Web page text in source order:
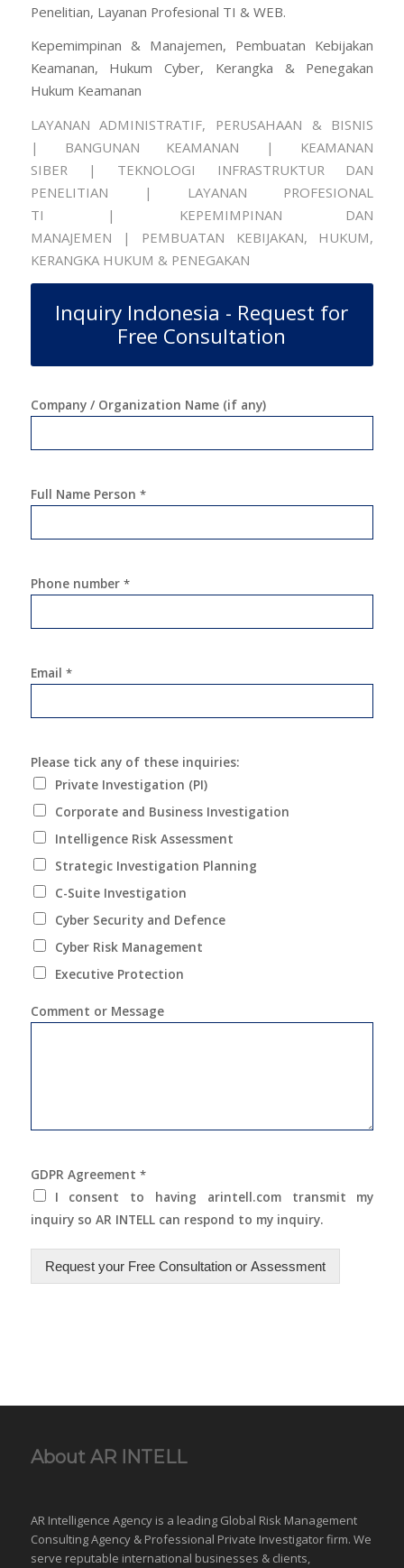
Penelitian, Layanan Profesional TI & WEB.
Kepemimpinan & Manajemen, Pembuatan Kebijakan
Keamanan, Hukum Cyber, Kerangka & Penegakan
Hukum Keamanan
LAYANAN ADMINISTRATIF, PERUSAHAAN & BISNIS
| BANGUNAN KEAMANAN
| KEAMANAN
SIBER | TEKNOLOGI INFRASTRUKTUR DAN
PENELITIAN | LAYANAN PROFESIONAL
TI | KEPEMIMPINAN DAN
MANAJEMEN | PEMBUATAN KEBIJAKAN, HUKUM,
KERANGKA HUKUM & PENEGAKAN
Inquiry Indonesia - Request for
Free Consultation
Company / Organization Name (if any)
Full Name Person *
Phone number *
Email *
Please tick any of these inquiries:
Private Investigation (PI)
Corporate and Business Investigation
Intelligence Risk Assessment
Strategic Investigation Planning
C-Suite Investigation
Cyber Security and Defence
Cyber Risk Management
Executive Protection
Comment or Message
GDPR Agreement *
I consent to having arintell.com transmit my
inquiry so AR INTELL can respond to my inquiry.
Request your Free Consultation or Assessment
About AR INTELL
AR Intelligence Agency is a leading Global Risk Management
Consulting Agency & Professional Private Investigator firm. We
serve reputable international businesses & clients,